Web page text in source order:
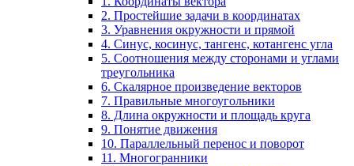
2. Простейшие задачи в координатах
3. Уравнения окружности и прямой
4. Синус, косинус, тангенс, котангенс угла
5. Соотношения между сторонами и углами
треугольника
6. Скалярное произведение векторов
7. Правильные многоугольники
8. Длина окружности и площадь круга
9. Понятие движения
10. Параллельный перенос и поворот
11. Многогранники